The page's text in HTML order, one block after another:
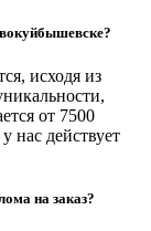
исходя из
от 7500
нас действует
на заказ?